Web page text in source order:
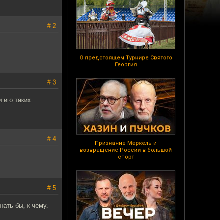
О предстоящем Турнире Святого
Георгия
Признание Меркель и
возвращение России в большой
спорт
# 2
# 3
и о таких
# 4
# 5
бы, к чему.